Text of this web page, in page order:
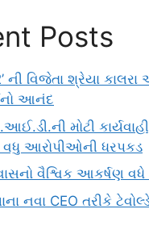
Posts
ની વિજેતા શ્રેયા કાલરા
આનંદ
મોટી
વધુ આરોપીઓની ધરપકડ
વૈશ્વિક આકર્ષણ
નવા CEO તરીકે